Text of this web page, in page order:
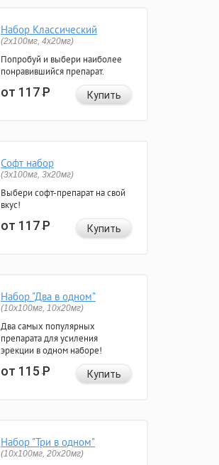
Набор Классический
(2x100мг, 4x20мг)
Попробуй и выбери наиболее
понравившийся препарат.
от 117Р Купить
Софт набор
(3x100мг, 3x20мг)
Выбери софт-препарат на свой
вкус!
от 117Р Купить
Набор "Два в одном"
(10x100мг, 10x20мг)
Два самых популярных
препарата для усиления
эрекции в одном наборе!
от 115Р Купить
Набор "Три в одном"
(10x100мг, 20x20мг)